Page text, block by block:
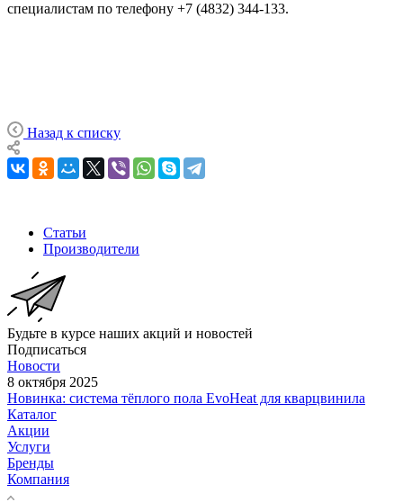
специалистам по телефону +7 (4832) 344-133.
Назад к списку
Статьи
Производители
Будьте в курсе наших акций и новостей
Подписаться
Новости
8 октября 2025
Новинка: система тёплого пола EvoHeat для кварцвинила
Каталог
Акции
Услуги
Бренды
Компания